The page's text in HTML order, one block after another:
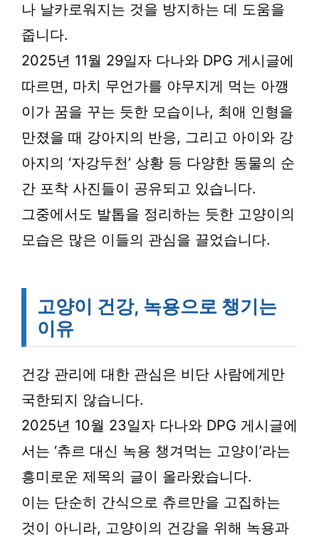
나 날카로워지는 것을 방지하는 데 도움을
줍니다.
2025년 11월 29일자 다나와 DPG 게시글에
따르면, 마치 무언가를 야무지게 먹는 아깽
이가 꿈을 꾸는 듯한 모습이나, 최애 인형을
만졌을 때 강아지의 반응, 그리고 아이와 강
아지의 ‘자강두천’ 상황 등 다양한 동물의 순
간 포착 사진들이 공유되고 있습니다.
그중에서도 발톱을 정리하는 듯한 고양이의
모습은 많은 이들의 관심을 끌었습니다.
고양이 건강, 녹용으로 챙기는
이유
건강 관리에 대한 관심은 비단 사람에게만
국한되지 않습니다.
2025년 10월 23일자 다나와 DPG 게시글에
서는 ‘츄르 대신 녹용 챙겨먹는 고양이’라는
흥미로운 제목의 글이 올라왔습니다.
이는 단순히 간식으로 츄르만을 고집하는
것이 아니라, 고양이의 건강을 위해 녹용과